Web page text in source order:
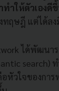
ทำให้ตัวเองดีขึ้
ทฤษฎี แต่ได้
ได้พัฒนา
search)
วใจของการ